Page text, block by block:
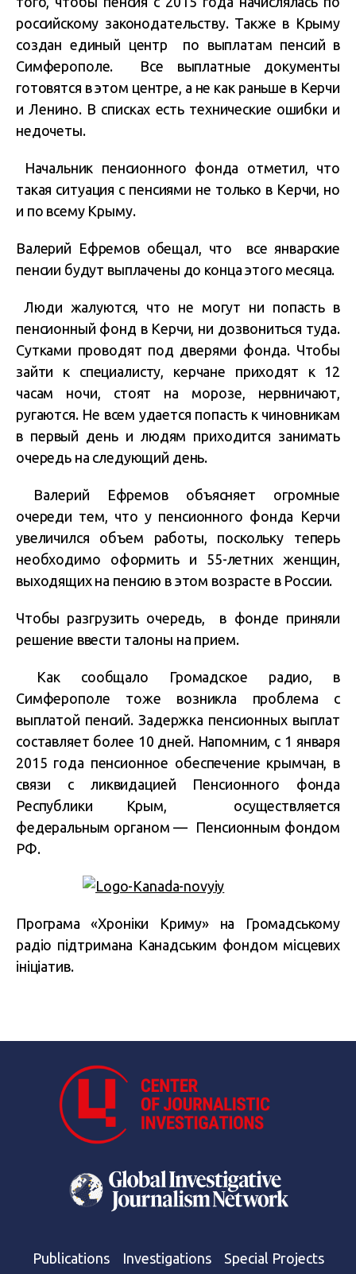
российскому законодательству. Также в Крыму
создан единый центр по выплатам пенсий в
Симферополе. Все выплатные документы
готовятся в этом центре, а не как раньше в Керчи
и Ленино. В списках есть технические ошибки и
недочеты.
Начальник пенсионного фонда отметил, что
такая ситуация с пенсиями не только в Керчи, но
и по всему Крыму.
Валерий Ефремов обещал, что все январские
пенсии будут выплачены до конца этого месяца.
Люди жалуются, что не могут ни попасть в
пенсионный фонд в Керчи, ни дозвониться туда.
Сутками проводят под дверями фонда. Чтобы
зайти к специалисту, керчане приходят к 12
часам ночи, стоят на морозе, нервничают,
ругаются. Не всем удается попасть к чиновникам
в первый день и людям приходится занимать
очередь на следующий день.
Валерий Ефремов объясняет огромные
очереди тем, что у пенсионного фонда Керчи
увеличился объем работы, поскольку теперь
необходимо оформить и 55-летних женщин,
выходящих на пенсию в этом возрасте в России.
Чтобы разгрузить очередь, в фонде приняли
решение ввести талоны на прием.
Как сообщало Громадское радио, в
Симферополе тоже возникла проблема с
выплатой пенсий. Задержка пенсионных выплат
составляет более 10 дней. Напомним, с 1 января
2015 года пенсионное обеспечение крымчан, в
связи с ликвидацией Пенсионного фонда
Республики Крым, осуществляется
федеральным органом — Пенсионным фондом
РФ.
Програма «Хроніки Криму» на Громадському
радіо підтримана Канадським фондом місцевих
ініціатив.
Publications Investigations Special Projects